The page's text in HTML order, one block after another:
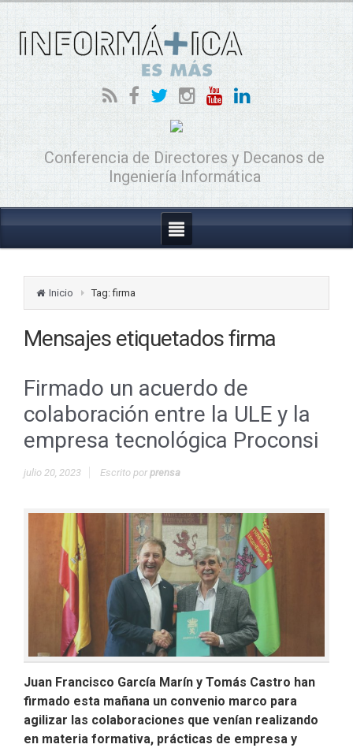
Conferencia de Directores y Decanos de
Ingeniería Informática
Inicio Tag: firma
Mensajes etiquetadosfirma
Firmado un acuerdo de
colaboración entre la ULE y la
empresa tecnológica Proconsi
julio 20, 2023 Escrito porprensa
Juan Francisco García Marín y Tomás Castro han
firmado esta mañana un convenio marco para
agilizar las colaboraciones que venían realizando
en materia formativa, prácticas de empresa y